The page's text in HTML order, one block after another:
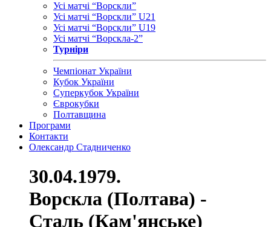
Усі матчі “Ворскли”
Усі матчі “Ворскли” U21
Усі матчі “Ворскли” U19
Усі матчі “Ворскла-2”
Турніри
Чемпіонат України
Кубок України
Суперкубок України
Єврокубки
Полтавщина
Програми
Контакти
Олександр Стадниченко
30.04.1979.
Ворскла (Полтава) -
Сталь (Кам'янське)